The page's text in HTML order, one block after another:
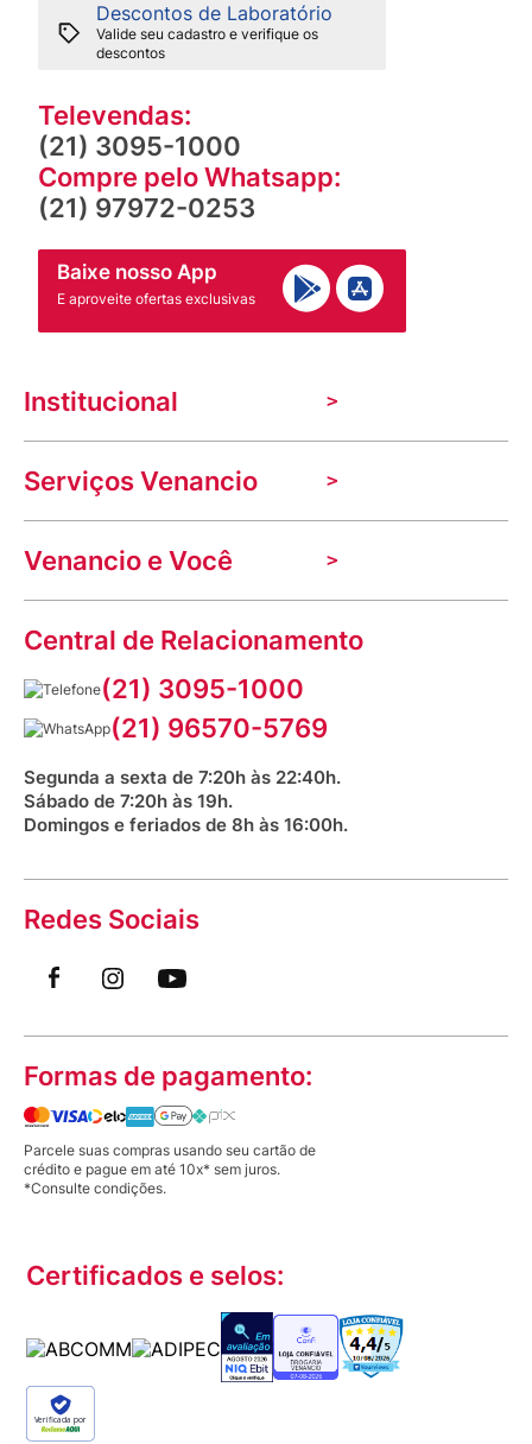
Descontos de Laboratório
Valide seu cadastro e verifique os
descontos
Televendas:
(21) 3095-1000
Compre pelo Whatsapp:
(21) 97972-0253
Baixe nosso App
E aproveite ofertas exclusivas
Institucional
A Venancio
Trabalhe Conosco
Nossas lojas
Indique seu imóvel
Aniversário Venancio 2025
Serviços Venancio
Troca e devolução
Mecânica de promoções
Dúvidas frequentes
Prazos e entregas
Bioimpedância Gratuita
Venancio e Você
VClube - Programa de fidelidade
Fale com o farmacêutico
Fale conosco
Saúde na praça
Central de Relacionamento
(21) 3095-1000
(21) 96570-5769
Segunda a sexta de 7:20h às 22:40h.
Sábado de 7:20h às 19h.
Domingos e feriados de 8h às 16:00h.
Redes Sociais
Formas de pagamento:
Parcele suas compras usando seu cartão de
crédito e pague em até 10x* sem juros.
*Consulte condições.
Certificados e selos:
Verificada por